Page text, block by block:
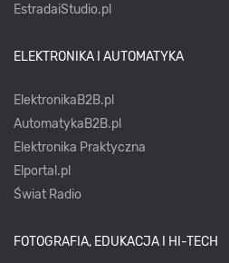
EstradaiStudio.pl
ELEKTRONIKA I AUTOMATYKA
ElektronikaB2B.pl
AutomatykaB2B.pl
Elektronika Praktyczna
Elportal.pl
Świat Radio
FOTOGRAFIA, EDUKACJA I HI-TECH